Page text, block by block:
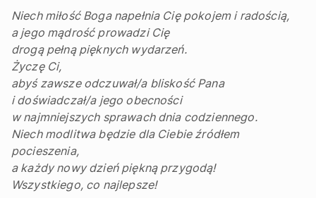
Niech miłość Boga napełnia Cię pokojem i radością,
a jego mądrość prowadzi Cię
drogą pełną pięknych wydarzeń.
Życzę Ci,
abyś zawsze odczuwał/a bliskość Pana
i doświadczał/a jego obecności
w najmniejszych sprawach dnia codziennego.
Niech modlitwa będzie dla Ciebie źródłem
pocieszenia,
a każdy nowy dzień piękną przygodą!
Wszystkiego, co najlepsze!